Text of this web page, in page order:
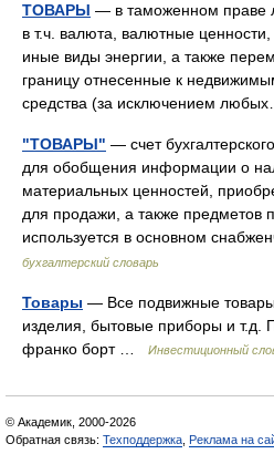
ТОВАРЫ — в таможенном праве
в т.ч. валюта, валютные ценности,
иные виды энергии, а также
границу отнесенные к
средства (за исключением
"ТОВАРЫ" — счет
для обобщения информации о
материальных ценностей,
для продажи, а также предметов
используется в основном
бухгалтерский словарь
Товары — Все подвижные
изделия, бытовые приборы и т.д.
франко борт …
Инвестиционный
© Академик, 2000-2026
Обратная связь: Техподдержка Реклама на